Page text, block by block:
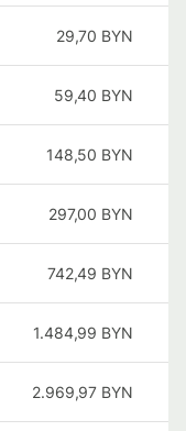
29,70 BYN
59,40 BYN
148,50 BYN
297,00 BYN
742,49 BYN
1.484,99 BYN
2.969,97 BYN